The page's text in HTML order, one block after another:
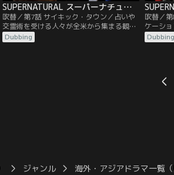
SUPERNATURAL スーパーナチュラル シーズン7 第07話／吹替
吹替／第7話 サイキック・タウン／占いや
交霊術を受ける人々が全米から集まる観光
スポット、リリーデイルという町で霊能者
が怪死する事件が立て続けに起きる。別々
Dubbing
吹替／
ケーシ
ィーン。
ィーンは
婚する
という
Dubbing
ジャンル 海外・アジアドラマ一覧（